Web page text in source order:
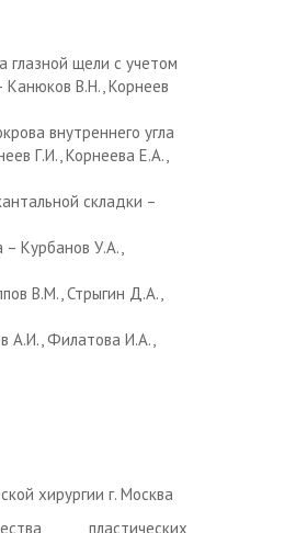
глазной щели с учетом
Канюков В.Н., Корнеев
внутреннего угла
Г.И., Корнеева Е.А.,
складки –
– Курбанов У.А.,
В.М., Стрыгин Д.А.,
А.И., Филатова И.А.,
хирургии г. Москва
пластических,